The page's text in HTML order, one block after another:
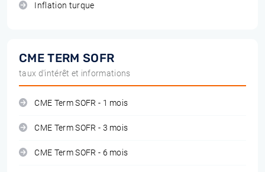
Inflation turque
CME TERM SOFR
taux d'intérêt et informations
CME Term SOFR - 1 mois
CME Term SOFR - 3 mois
CME Term SOFR - 6 mois